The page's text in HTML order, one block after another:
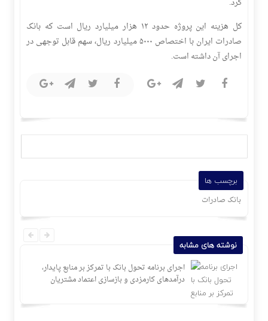
کل هزینه این پروژه حدود ۱۲ هزار میلیارد ریال است که بانک
صادرات ایران با اختصاص ۵۰۰۰ میلیارد ریال، سهم قابل توجهی در
اجرای آن داشته است.
برچسب ها
بانک صادرات
نوشته های مشابه
اجرای برنامه تحول بانک با تمرکز بر منابع پایدار،
درآمدهای کارمزدی و بازسازی اعتماد مشتریان